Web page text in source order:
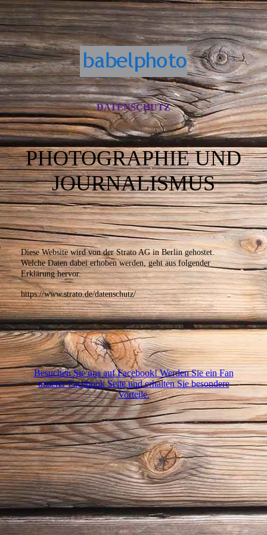
DATENSCHUTZ
PHOTOGRAPHIE UND
JOURNALISMUS
Diese Website wird von der Strato AG in Berlin gehostet.
Welche Daten dabei erhoben werden, geht aus folgender
Erklärung hervor.
https://www.strato.de/datenschutz/
Besuchen Sie uns auf Facebook! Werden Sie ein Fan
unserer Facebook Seite und erhalten Sie besondere
Vorteile.